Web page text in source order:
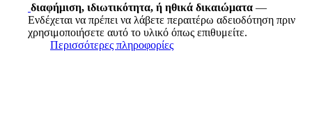
διαφήμιση, ιδιωτικότητα, ή ηθικά δικαιώματα —
Ενδέχεται να πρέπει να λάβετε περαιτέρω αδειοδότηση πριν
χρησιμοποιήσετε αυτό το υλικό όπως επιθυμείτε.
Περισσότερες πληροφορίες